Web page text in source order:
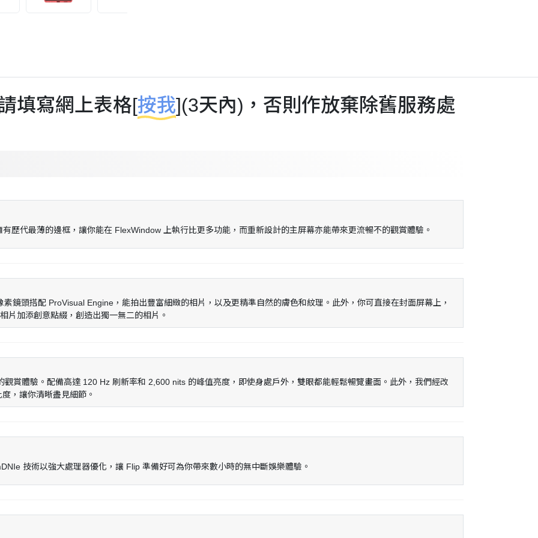
填寫網上表格[按我](3天內)，否則作放棄除舊服務處
歷代最薄的邊框，讓你能在 FlexWindow 上執行比更多功能，而重新設計的主屏幕亦能帶來更流暢不的觀賞體驗。
鏡頭搭配 ProVisual Engine，能拍出豐富細緻的相片，以及更精準自然的膚色和紋理。此外，你可直接在封面屏幕上，
片加添創意點綴，創造出獨一無二的相片。
賞體驗。配備高達 120 Hz 刷新率和 2,600 nits 的峰值亮度，即使身處戶外，雙眼都能輕鬆暢覽畫面。此外，我們經改
，讓你清晰盡見細節。
技術以強大處理器優化，讓 Flip 準備好可為你帶來數小時的無中斷娛樂體驗。